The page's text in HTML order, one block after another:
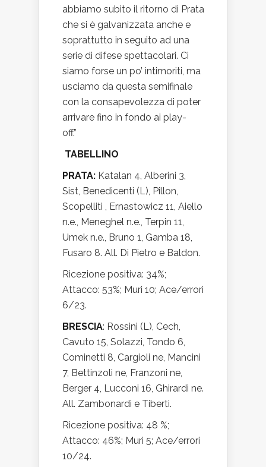
abbiamo subito il ritorno di Prata
che si è galvanizzata anche e
soprattutto in seguito ad una
serie di difese spettacolari. Ci
siamo forse un po’ intimoriti, ma
usciamo da questa semifinale
con la consapevolezza di poter
arrivare fino in fondo ai play-
off.”
TABELLINO
PRATA: Katalan 4, Alberini 3,
Sist, Benedicenti (L), Pillon,
Scopelliti , Ernastowicz 11, Aiello
n.e., Meneghel n.e., Terpin 11,
Umek n.e., Bruno 1, Gamba 18,
Fusaro 8. All. Di Pietro e Baldon.
Ricezione positiva: 34%;
Attacco: 53%; Muri 10; Ace/errori
6/23.
BRESCIA: Rossini (L), Cech,
Cavuto 15, Solazzi, Tondo 6,
Cominetti 8, Cargioli ne, Mancini
7, Bettinzoli ne, Franzoni ne,
Berger 4, Lucconi 16, Ghirardi ne.
All. Zambonardi e Tiberti.
Ricezione positiva: 48 %;
Attacco: 46%; Muri 5; Ace/errori
10/24.